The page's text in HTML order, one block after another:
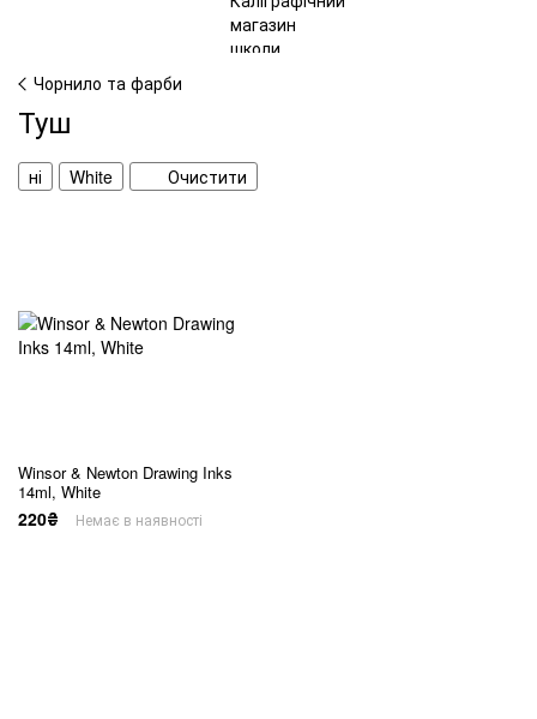
Чорнило та фарби
Туш
ні White Очистити
Winsor & Newton Drawing Inks
14ml, White
220₴ Немає в наявності